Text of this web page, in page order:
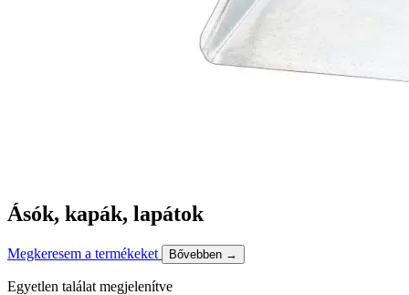
Ásók, kapák, lapátok
Megkeresem a termékeket Bővebben →
Egyetlen találat megjelenítve